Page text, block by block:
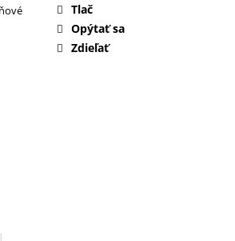
Tlač
Opýtať sa
Zdieľať